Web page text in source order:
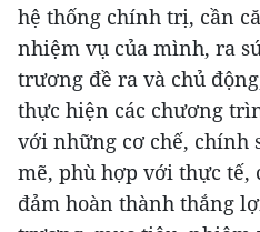
hệ thống chính trị, cần
nhiệm vụ của mình, ra
trương đề ra và chủ
thực hiện các chương
với những cơ chế, chính
mẽ, phù hợp với thực tế,
đảm hoàn thành thắng